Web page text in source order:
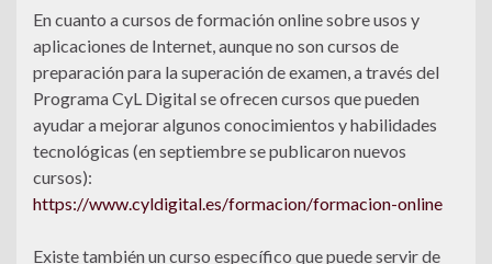
En cuanto a cursos de formación online sobre usos y
aplicaciones de Internet, aunque no son cursos de
preparación para la superación de examen, a través del
Programa CyL Digital se ofrecen cursos que pueden
ayudar a mejorar algunos conocimientos y habilidades
tecnológicas (en septiembre se publicaron nuevos
cursos):
https://www.cyldigital.es/formacion/formacion-online
Existe también un curso específico que puede servir de